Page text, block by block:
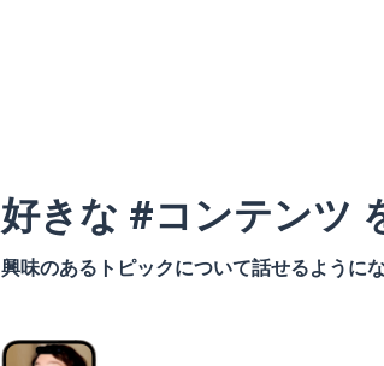
好きな #コンテンツ
興味のあるトピックについて話せるように